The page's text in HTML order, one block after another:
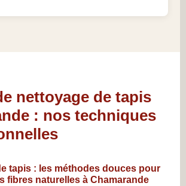
nettoyage de tapis
: nos techniques
tapis : les méthodes douces pour
fibres naturelles à Chamarande